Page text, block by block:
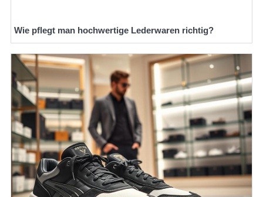
Wie pflegt man hochwertige Lederwaren richtig?